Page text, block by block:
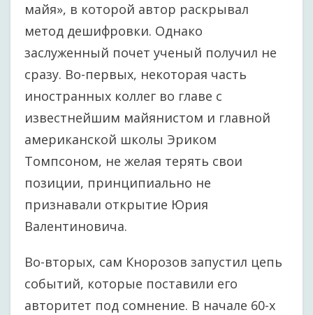
майя», в которой автор раскрывал
метод дешифровки. Однако
заслуженный почет ученый получил не
сразу. Во-первых, некоторая часть
иностранных коллег во главе с
известнейшим майянистом и главной
американской школы Эриком
Томпсоном, не желая терять свои
позиции, принципиально не
признавали открытие Юрия
Валентиновича.
Во-вторых, сам Кнорозов запустил цепь
событий, которые поставили его
авторитет под сомнение. В начале 60-х